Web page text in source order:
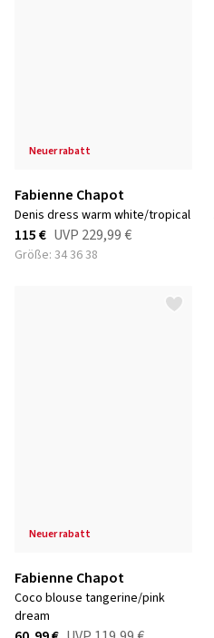
neuer rabatt
Fabienne Chapot
denis dress warm white/tropical
115 € UVP 229,99 €
Größe: 34 36 38
neuer rabatt
Fabienne Chapot
coco blouse tangerine/pink
dream